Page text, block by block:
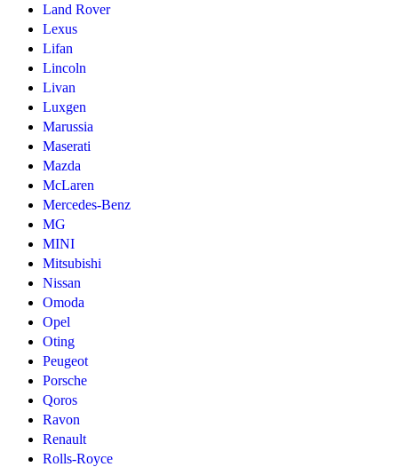
Land Rover
Lexus
Lifan
Lincoln
Livan
Luxgen
Marussia
Maserati
Mazda
McLaren
Mercedes-Benz
MG
MINI
Mitsubishi
Nissan
Omoda
Opel
Oting
Peugeot
Porsche
Qoros
Ravon
Renault
Rolls-Royce